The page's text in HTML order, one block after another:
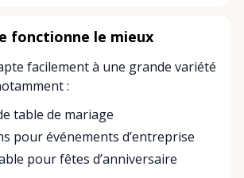
fonctionne le mieux
facilement à une grande variété
:
table de mariage
pour événements d’entreprise
pour fêtes d’anniversaire